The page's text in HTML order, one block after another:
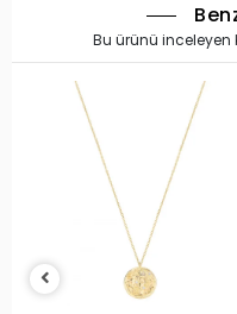
Bu ürünü inceleyen